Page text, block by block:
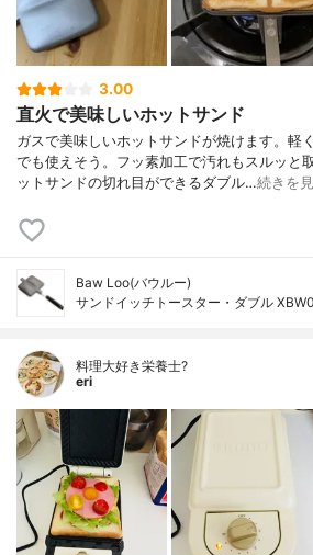
3.00
直火で美味しいホットサンド
ガスで美味しいホットサンドが焼けます。軽
でも使えそう。フッ素加工で汚れもスルッと
ットサンドの切れ目ができるダブル…続きを
Baw Loo(バウルー)
サンドイッチトースター・ダブル
料理大好き栄養士?
eri